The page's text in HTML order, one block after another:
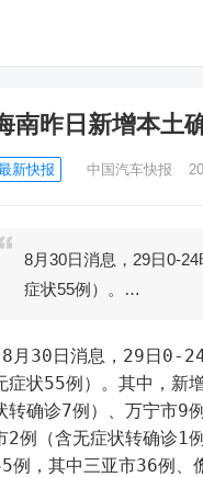
南昨日新增本土
新快报 中国汽车快报
8月30日消息，29日0-
症状55例）。…
症状55例）。其中，新
转确诊7例）、万宁市9
2例（含无症状转确诊1
例，其中三亚市36例、